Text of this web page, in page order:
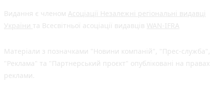
Видання є членом Асоціації Незалежні регіональні видавці
України та Всесвітньої асоціації видавців WAN-IFRA
Матеріали з позначками "Новини компаній", "Прес-служба",
"Реклама" та "Партнерський проєкт" опубліковані на правах
реклами.